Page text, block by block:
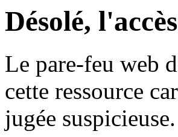
Désolé,
Le pare-feu web
cette ressource
jugée suspicieuse.